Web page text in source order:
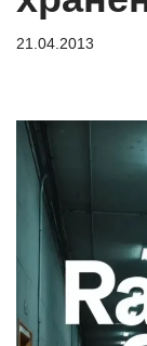
21.04.2013